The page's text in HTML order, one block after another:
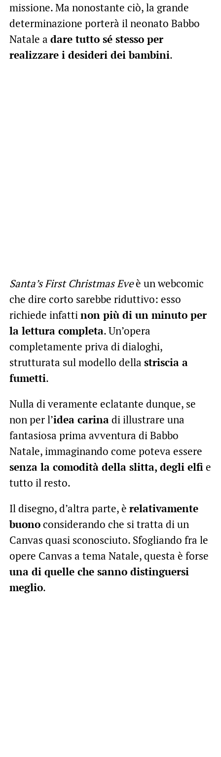
missione. Ma nonostante ciò, la grande
determinazione porterà il neonato Babbo
Natale a dare tutto sé stesso per
realizzare i desideri dei bambini.
Santa’s First Christmas Eveè un webcomic
che dire corto sarebbe riduttivo: esso
richiede infattinon più di un minuto per
la lettura completa. Un’opera
completamente priva di dialoghi,
strutturata sul modello della striscia a
fumetti.
Nulla di veramente eclatante dunque, se
non per l’idea carinadi illustrare una
fantasiosa prima avventura di Babbo
Natale, immaginando come poteva essere
senza la comodità della slitta, degli elfie
tutto il resto.
Il disegno, d’altra parte, è relativamente
buonoconsiderando che si tratta di un
Canvas quasi sconosciuto. Sfogliando fra le
opere Canvas a tema Natale, questa è forse
una di quelle che sanno distinguersi
meglio.